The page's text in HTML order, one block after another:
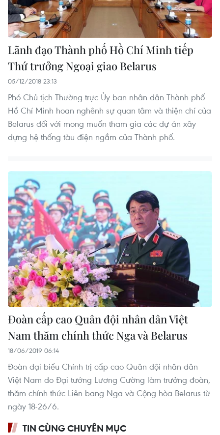
Lãnh đạo Thành phố Hồ Chí Minh tiếp
Thứ trưởng Ngoại giao Belarus
05/12/2018 23:13
Phó Chủ tịch Thường trực Ủy ban nhân dân Thành phố
Hồ Chí Minh hoan nghênh sự quan tâm và thiện chí của
Belarus đối với mong muốn tham gia các dự án xây
dựng hệ thống tàu điện ngầm của Thành phố.
Đoàn cấp cao Quân đội nhân dân Việt
Nam thăm chính thức Nga và Belarus
18/06/2019 06:14
Đoàn đại biểu Chính trị cấp cao Quân đội nhân dân
Việt Nam do Đại tướng Lương Cường làm trưởng đoàn,
thăm chính thức Liên bang Nga và Cộng hòa Belarus từ
ngày 18-26/6.
TIN CÙNG CHUYÊN MỤC